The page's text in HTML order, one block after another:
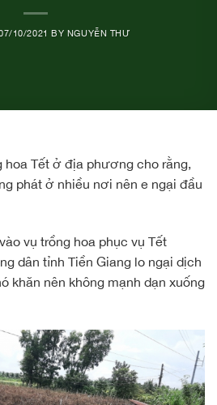
10/2021 BY NGUYỄN THƯ
hoa Tết ở địa phương cho rằng,
phát ở nhiều nơi nên e ngại đầu
vụ trồng hoa phục vụ Tết
dân tỉnh Tiền Giang lo ngại dịch
khăn nên không mạnh dạn xuống